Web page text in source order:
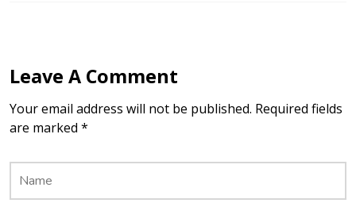
Leave A Comment
Your email address will not be published. Required fields
are marked *